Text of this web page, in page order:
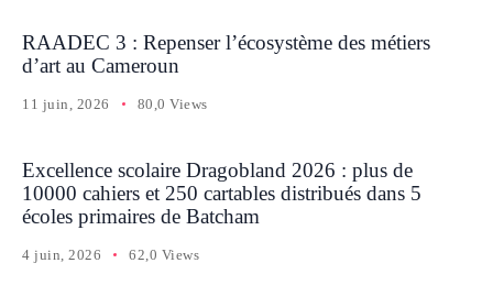
RAADEC 3 : Repenser l’écosystème des métiers
d’art au Cameroun
11 juin, 2026 80,0 Views
Excellence scolaire Dragobland 2026 : plus de
10000 cahiers et 250 cartables distribués dans 5
écoles primaires de Batcham
4 juin, 2026 62,0 Views